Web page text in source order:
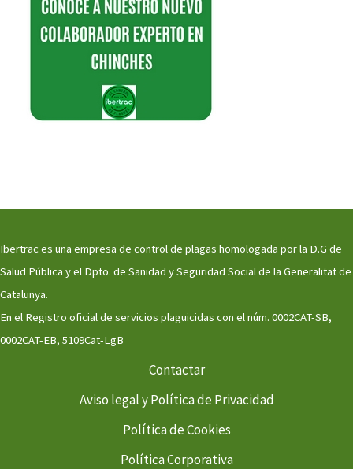
Ibertrac es una empresa de control de plagas homologada por la D.G de
Salud Pública y el Dpto. de Sanidad y Seguridad Social de la Generalitat de
Catalunya.
En el Registro oficial de servicios plaguicidas con el núm. 0002CAT-SB,
0002CAT-EB, 5109Cat-LgB
Contactar
Aviso legal y Política de Privacidad
Política de Cookies
Política Corporativa